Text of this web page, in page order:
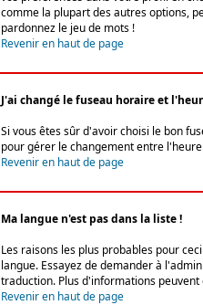
comme la plupart des autres options,
pardonnez le jeu de mots !
Revenir en haut de page
J'ai changé le fuseau horaire et
Si vous êtes sûr d'avoir choisi le bon
pour gérer le changement entre
Revenir en haut de page
Ma langue n'est pas dans la liste !
Les raisons les plus probables pour
langue. Essayez de demander à
traduction. Plus d'informations
Revenir en haut de page